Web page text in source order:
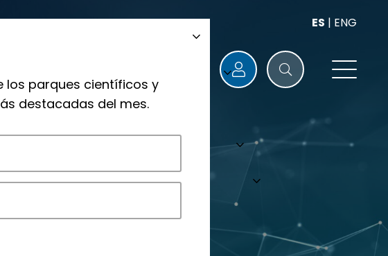
ES | ENG
APTE.
los parques científicos y
destacadas del mes.